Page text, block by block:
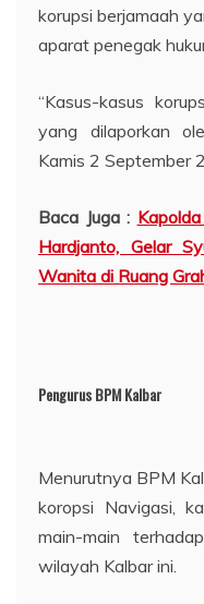
korupsi berjamaah
aparat penegak
“Kasus-kasus
yang dilaporkan
Kamis 2 September
Baca Juga :
Hardjanto, Gelar
Wanita di Ruang
Pengurus BPM Kalbar
Menurutnya BPM
koropsi Navigasi,
main-main
wilayah Kalbar ini.